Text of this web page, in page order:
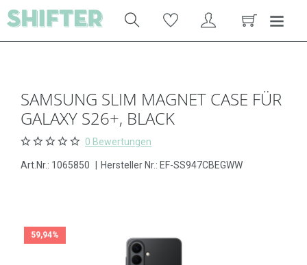
SAMSUNG SLIM MAGNET CASE FÜR
GALAXY S26+, BLACK
0 Bewertungen
Art.Nr.: 1065850 Hersteller Nr.: EF-SS947CBEGWW
59,94%